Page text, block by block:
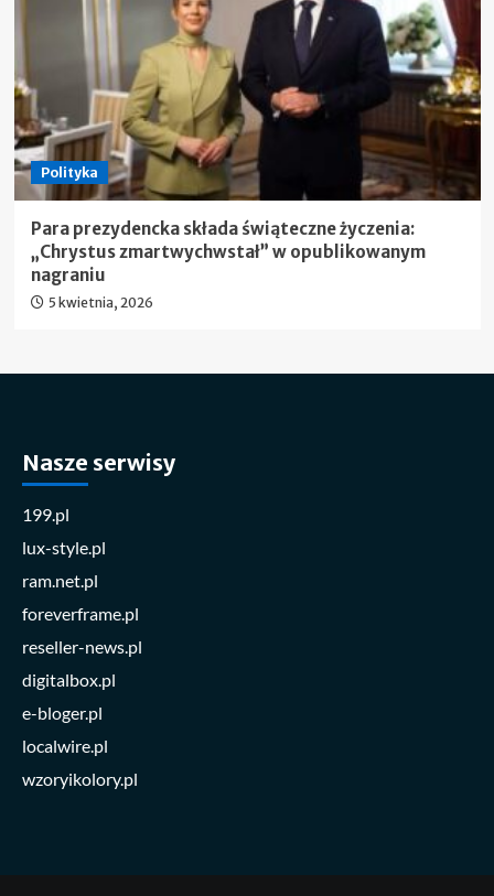
Polityka
Para prezydencka składa świąteczne życzenia:
„Chrystus zmartwychwstał” w opublikowanym
nagraniu
5 kwietnia, 2026
Nasze serwisy
199.pl
lux-style.pl
ram.net.pl
foreverframe.pl
reseller-news.pl
digitalbox.pl
e-bloger.pl
localwire.pl
wzoryikolory.pl